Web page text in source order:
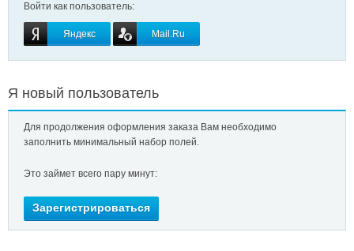
Войти как пользователь:
Яндекс
OpenID
Mail.Ru
Я новый пользователь
Для продолжения оформления заказа Вам необходимо
заполнить минимальный набор полей.
Это займет всего пару минут:
Зарегистрироваться